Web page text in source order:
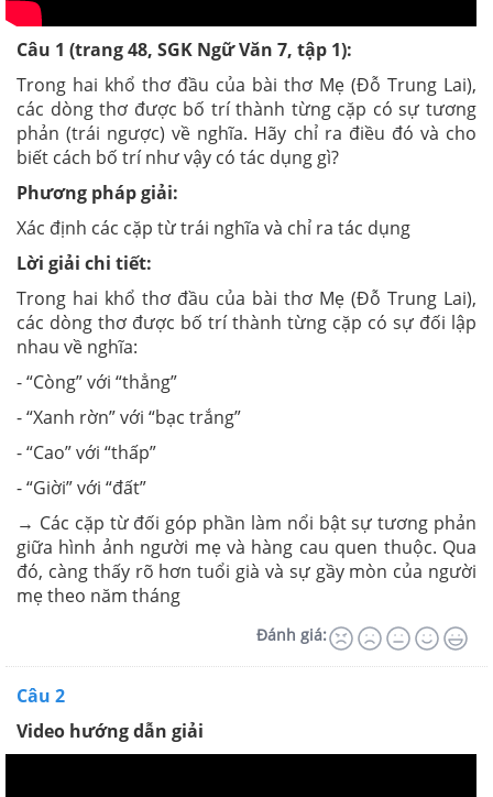
Câu 1 (trang 48, SGK Ngữ Văn 7, tập 1):
Trong hai khổ thơ đầu của bài thơ Mẹ (Đỗ Trung Lai),
các dòng thơ được bố trí thành từng cặp có sự tương
phản (trái ngược) về nghĩa. Hãy chỉ ra điều đó và cho
biết cách bố trí như vậy có tác dụng gì?
Phương pháp giải:
Xác định các cặp từ trái nghĩa và chỉ ra tác dụng
Lời giải chi tiết:
Trong hai khổ thơ đầu của bài thơ Mẹ (Đỗ Trung Lai),
các dòng thơ được bố trí thành từng cặp có sự đối lập
nhau về nghĩa:
- “Còng” với “thẳng”
- “Xanh rờn” với “bạc trắng”
- “Cao” với “thấp”
- “Giời” với “đất”
→ Các cặp từ đối góp phần làm nổi bật sự tương phản
giữa hình ảnh người mẹ và hàng cau quen thuộc. Qua
đó, càng thấy rõ hơn tuổi già và sự gầy mòn của người
mẹ theo năm tháng
Đánh giá:
Câu 2
Video hướng dẫn giải